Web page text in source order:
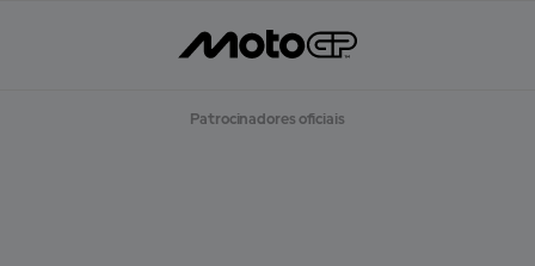
Patrocinadores oficiais